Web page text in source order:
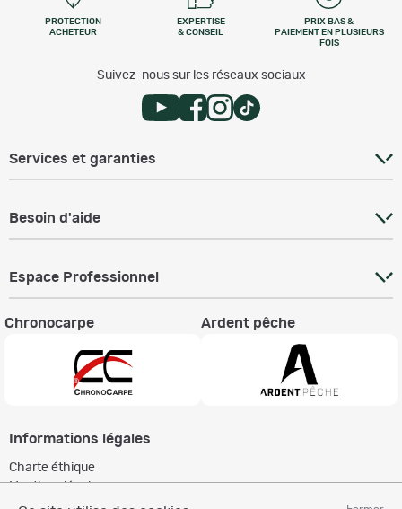
PROTECTION
ACHETEUR
EXPERTISE
& CONSEIL
PRIX BAS &
PAIEMENT EN PLUSIEURS
FOIS
Suivez-nous sur les réseaux sociaux
Services et garanties
Besoin d'aide
Espace Professionnel
Chronocarpe Ardent pêche
Informations légales
Charte éthique
Mentions légales
Règlement & Conditions d'utilisation